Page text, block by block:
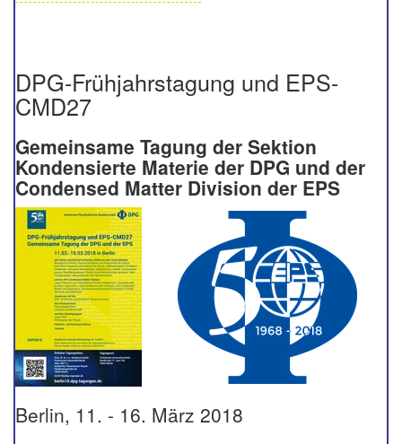
DPG-Frühjahrstagung und EPS-
CMD27
Gemeinsame Tagung der Sektion
Kondensierte Materie der DPG und der
Condensed Matter Division der EPS
Berlin, 11. - 16. März 2018